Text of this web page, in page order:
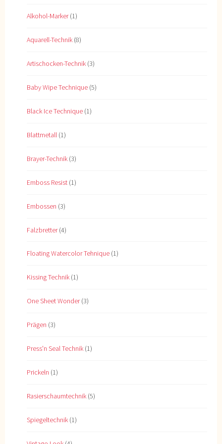
Alkohol-Marker(1)
Aquarell-Technik (8)
Artischocken-Technik (3)
Baby Wipe Technique (5)
Black Ice Technique (1)
Blattmetall (1)
Brayer-Technik (3)
Emboss Resist (1)
Embossen (3)
Falzbretter(4)
Floating Watercolor Tehnique (1)
Kissing Technik (1)
One Sheet Wonder(3)
Prägen (3)
Press'n Seal Technik (1)
Prickeln (1)
Rasierschaumtechnik (5)
Spiegeltechnik (1)